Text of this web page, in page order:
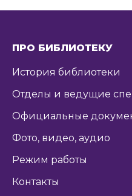
ПРО БИБЛИОТЕКУ
История библиотеки
Отделы и ведущие
Официальные
Фото, видео, аудио
Режим работы
Контакты